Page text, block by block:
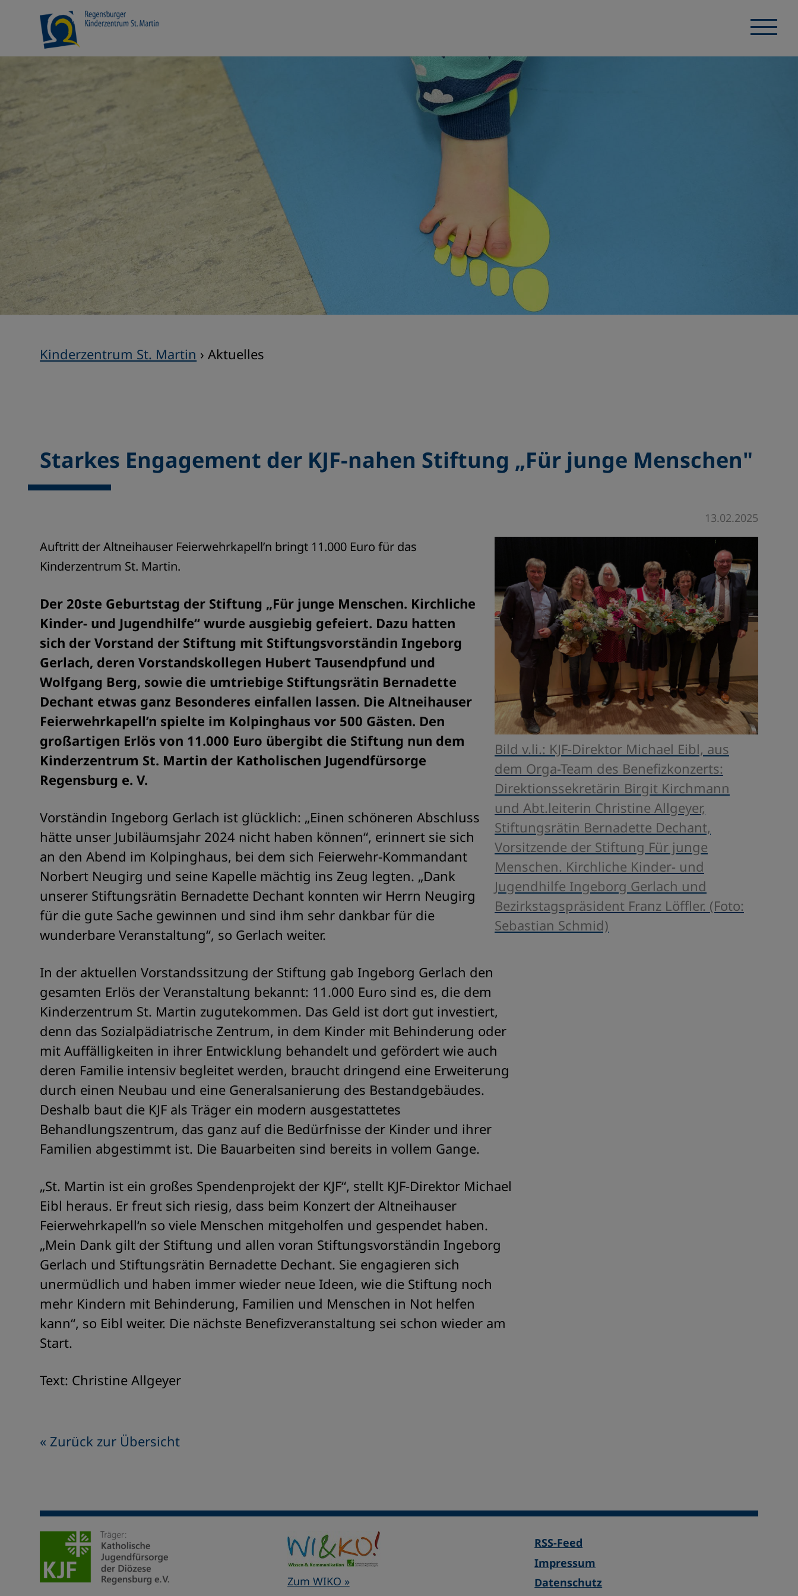
Kinderzentrum St. Martin › Aktuelles
Starkes Engagement der KJF-nahen Stiftung „Für junge Menschen"
13.02.2025
​Bild v.li.: KJF-Direktor Michael Eibl, aus
dem Orga-Team des Benefizkonzerts:
Direktionssekretärin Birgit Kirchmann
und Abt.leiterin Christine Allgeyer,
Stiftungsrätin Bernadette Dechant,
Vorsitzende der Stiftung Für junge
Menschen. Kirchliche Kinder- und
Jugendhilfe Ingeborg Gerlach und
Bezirkstagspräsident Franz Löffler. (Foto:
Sebastian Schmid)
Auftritt der Altneihauser Feierwehrkapell’n bringt 11.000 Euro für das
Kinderzentrum St. Martin.
Der 20ste Geburtstag der Stiftung „Für junge Menschen. Kirchliche
Kinder- und Jugendhilfe“ wurde ausgiebig gefeiert. Dazu hatten
sich der Vorstand der Stiftung mit Stiftungsvorständin Ingeborg
Gerlach, deren Vorstandskollegen Hubert Tausendpfund und
Wolfgang Berg, sowie die umtriebige Stiftungsrätin Bernadette
Dechant etwas ganz Besonderes einfallen lassen. Die Altneihauser
Feierwehrkapell’n spielte im Kolpinghaus vor 500 Gästen. Den
großartigen Erlös von 11.000 Euro übergibt die Stiftung nun dem
Kinderzentrum St. Martin der Katholischen Jugendfürsorge
Regensburg e. V.
Vorständin Ingeborg Gerlach ist glücklich: „Einen schöneren Abschluss
hätte unser Jubiläumsjahr 2024 nicht haben können“, erinnert sie sich
an den Abend im Kolpinghaus, bei dem sich Feierwehr-Kommandant
Norbert Neugirg und seine Kapelle mächtig ins Zeug legten. „Dank
unserer Stiftungsrätin Bernadette Dechant konnten wir Herrn Neugirg
für die gute Sache gewinnen und sind ihm sehr dankbar für die
wunderbare Veranstaltung“, so Gerlach weiter.
In der aktuellen Vorstandssitzung der Stiftung gab Ingeborg Gerlach den
gesamten Erlös der Veranstaltung bekannt: 11.000 Euro sind es, die dem
Kinderzentrum St. Martin zugutekommen. Das Geld ist dort gut investiert,
denn das Sozialpädiatrische Zentrum, in dem Kinder mit Behinderung oder
mit Auffälligkeiten in ihrer Entwicklung behandelt und gefördert wie auch
deren Familie intensiv begleitet werden, braucht dringend eine Erweiterung
durch einen Neubau und eine Generalsanierung des Bestandgebäudes.
Deshalb baut die KJF als Träger ein modern ausgestattetes
Behandlungszentrum, das ganz auf die Bedürfnisse der Kinder und ihrer
Familien abgestimmt ist. Die Bauarbeiten sind bereits in vollem Gange.
„St. Martin ist ein großes Spendenprojekt der KJF“, stellt KJF-Direktor Michael
Eibl heraus. Er freut sich riesig, dass beim Konzert der Altneihauser
Feierwehrkapell‘n so viele Menschen mitgeholfen und gespendet haben.
„Mein Dank gilt der Stiftung und allen voran Stiftungsvorständin Ingeborg
Gerlach und Stiftungsrätin Bernadette Dechant. Sie engagieren sich
unermüdlich und haben immer wieder neue Ideen, wie die Stiftung noch
mehr Kindern mit Behinderung, Familien und Menschen in Not helfen
kann“, so Eibl weiter. Die nächste Benefizveranstaltung sei schon wieder am
Start.
Text: Christine Allgeyer
« Zurück zur Übersicht
Zum WIKO »
RSS-Feed
Impressum
Datenschutz